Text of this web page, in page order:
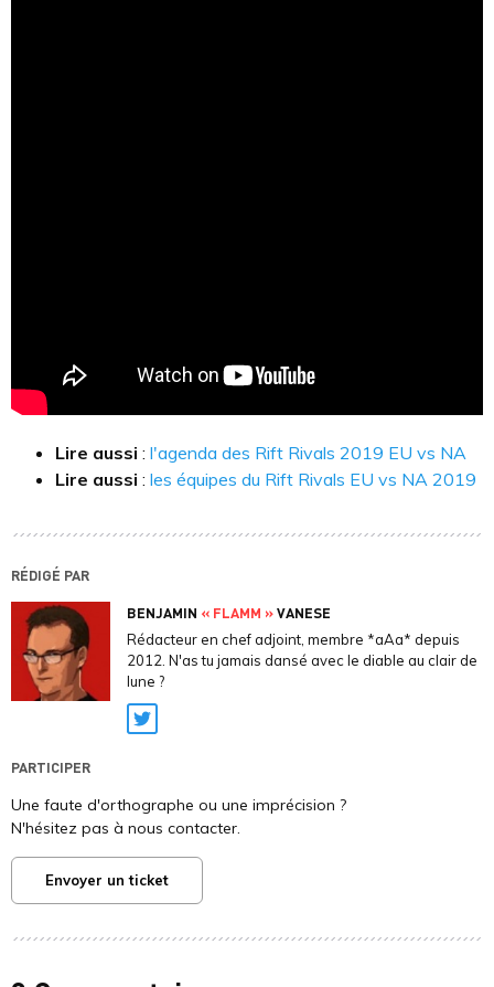
Lire aussi : l'agenda des Rift Rivals 2019 EU vs NA
Lire aussi : les équipes du Rift Rivals EU vs NA 2019
RÉDIGÉ PAR
BENJAMIN « FLAMM »VANESE
Rédacteur en chef adjoint, membre *aAa* depuis
2012. N'as tu jamais dansé avec le diable au clair de
lune ?
Twitter
PARTICIPER
Une faute d'orthographe ou une imprécision ?
N'hésitez pas à nous contacter.
Envoyer un ticket